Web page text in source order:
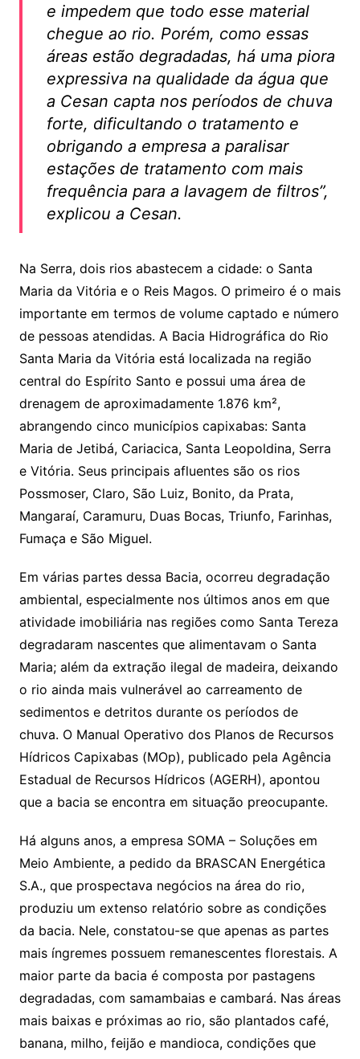
e impedem que todo esse material
chegue ao rio. Porém, como essas
áreas estão degradadas, há uma piora
expressiva na qualidade da água que
a Cesan capta nos períodos de chuva
forte, dificultando o tratamento e
obrigando a empresa a paralisar
estações de tratamento com mais
frequência para a lavagem de filtros”,
explicou a Cesan.
Na Serra, dois rios abastecem a cidade: o Santa
Maria da Vitória e o Reis Magos. O primeiro é o mais
importante em termos de volume captado e número
de pessoas atendidas. A Bacia Hidrográfica do Rio
Santa Maria da Vitória está localizada na região
central do Espírito Santo e possui uma área de
drenagem de aproximadamente 1.876 km²,
abrangendo cinco municípios capixabas: Santa
Maria de Jetibá, Cariacica, Santa Leopoldina, Serra
e Vitória. Seus principais afluentes são os rios
Possmoser, Claro, São Luiz, Bonito, da Prata,
Mangaraí, Caramuru, Duas Bocas, Triunfo, Farinhas,
Fumaça e São Miguel.
Em várias partes dessa Bacia, ocorreu degradação
ambiental, especialmente nos últimos anos em que
atividade imobiliária nas regiões como Santa Tereza
degradaram nascentes que alimentavam o Santa
Maria; além da extração ilegal de madeira, deixando
o rio ainda mais vulnerável ao carreamento de
sedimentos e detritos durante os períodos de
chuva. O Manual Operativo dos Planos de Recursos
Hídricos Capixabas (MOp), publicado pela Agência
Estadual de Recursos Hídricos (AGERH), apontou
que a bacia se encontra em situação preocupante.
Há alguns anos, a empresa SOMA – Soluções em
Meio Ambiente, a pedido da BRASCAN Energética
S.A., que prospectava negócios na área do rio,
produziu um extenso relatório sobre as condições
da bacia. Nele, constatou-se que apenas as partes
mais íngremes possuem remanescentes florestais. A
maior parte da bacia é composta por pastagens
degradadas, com samambaias e cambará. Nas áreas
mais baixas e próximas ao rio, são plantados café,
banana, milho, feijão e mandioca, condições que